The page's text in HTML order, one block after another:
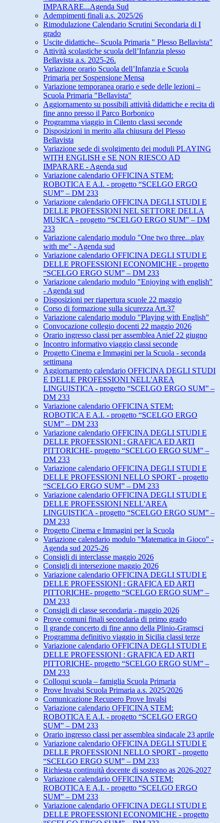
IMPARARE...Agenda Sud
Adempimenti finali a.s. 2025/26
Rimodulazione Calendario Scrutini Secondaria di I
grado
Uscite didattiche– Scuola Primaria " Plesso Bellavista"
Attività scolastiche scuola dell’Infanzia plesso
Bellavista a.s. 2025-26.
Variazione orario Scuola dell’Infanzia e Scuola
Primaria per Sospensione Mensa
Variazione temporanea orario e sede delle lezioni –
Scuola Primaria "Bellavista"
Aggiornamento su possibili attività didattiche e recita di
fine anno presso il Parco Borbonico
Programma viaggio in Cilento classi seconde
Disposizioni in merito alla chiusura del Plesso
Bellavista
Variazione sede di svolgimento dei moduli PLAYING
WITH ENGLISH e SE NON RIESCO AD
IMPARARE - Agenda sud
Variazione calendario OFFICINA STEM:
ROBOTICA E A.I. - progetto “SCELGO ERGO
SUM” – DM 233
Variazione calendario OFFICINA DEGLI STUDI E
DELLE PROFESSIONI NEL SETTORE DELLA
MUSICA - progetto “SCELGO ERGO SUM” – DM
233
Variazione calendario modulo "One two three...play
with me" - Agenda sud
Variazione calendario OFFICINA DEGLI STUDI E
DELLE PROFESSIONI ECONOMICHE - progetto
“SCELGO ERGO SUM” – DM 233
Variazione calendario modulo "Enjoying with english"
- Agenda sud
Disposizioni per riapertura scuole 22 maggio
Corso di formazione sulla sicurezza Art.37
Variazione calendario modulo "Playing with English"
Convocazione collegio docenti 22 maggio 2026
Orario ingresso classi per assemblea Anief 22 giugno
Incontro informativo viaggio classi seconde
Progetto Cinema e Immagini per la Scuola - seconda
settimana
Aggiornamento calendario OFFICINA DEGLI STUDI
E DELLE PROFESSIONI NELL'AREA
LINGUISTICA - progetto “SCELGO ERGO SUM” –
DM 233
Variazione calendario OFFICINA STEM:
ROBOTICA E A.I. - progetto “SCELGO ERGO
SUM” – DM 233
Variazione calendario OFFICINA DEGLI STUDI E
DELLE PROFESSIONI : GRAFICA ED ARTI
PITTORICHE- progetto “SCELGO ERGO SUM” –
DM 233
Variazione calendario OFFICINA DEGLI STUDI E
DELLE PROFESSIONI NELLO SPORT - progetto
“SCELGO ERGO SUM” – DM 233
Variazione calendario OFFICINA DEGLI STUDI E
DELLE PROFESSIONI NELL'AREA
LINGUISTICA - progetto “SCELGO ERGO SUM” –
DM 233
Progetto Cinema e Immagini per la Scuola
Variazione calendario modulo "Matematica in Gioco" -
Agenda sud 2025-26
Consigli di interclasse maggio 2026
Consigli di intersezione maggio 2026
Variazione calendario OFFICINA DEGLI STUDI E
DELLE PROFESSIONI : GRAFICA ED ARTI
PITTORICHE- progetto “SCELGO ERGO SUM” –
DM 233
Consigli di classe secondaria - maggio 2026
Prove comuni finali secondaria di primo grado
Il grande concerto di fine anno della Plinio-Gramsci
Programma definitivo viaggio in Sicilia classi terze
Variazione calendario OFFICINA DEGLI STUDI E
DELLE PROFESSIONI : GRAFICA ED ARTI
PITTORICHE- progetto “SCELGO ERGO SUM” –
DM 233
Colloqui scuola – famiglia Scuola Primaria
Prove Invalsi Scuola Primaria a.s. 2025/2026
Comunicazione Recupero Prove Invalsi
Variazione calendario OFFICINA STEM:
ROBOTICA E A.I. - progetto “SCELGO ERGO
SUM” – DM 233
Orario ingresso classi per assemblea sindacale 23 aprile
Variazione calendario OFFICINA DEGLI STUDI E
DELLE PROFESSIONI NELLO SPORT - progetto
“SCELGO ERGO SUM” – DM 233
Richiesta continuità docente di sostegno as 2026-2027
Variazione calendario OFFICINA STEM:
ROBOTICA E A.I. - progetto “SCELGO ERGO
SUM” – DM 233
Variazione calendario OFFICINA DEGLI STUDI E
DELLE PROFESSIONI ECONOMICHE - progetto